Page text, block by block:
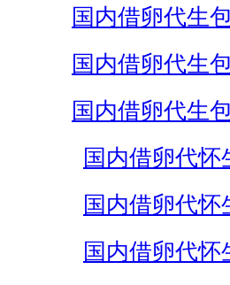
国内借卵代生
国内借卵代生
国内借卵代生
国内借卵代怀
国内借卵代怀
国内借卵代怀